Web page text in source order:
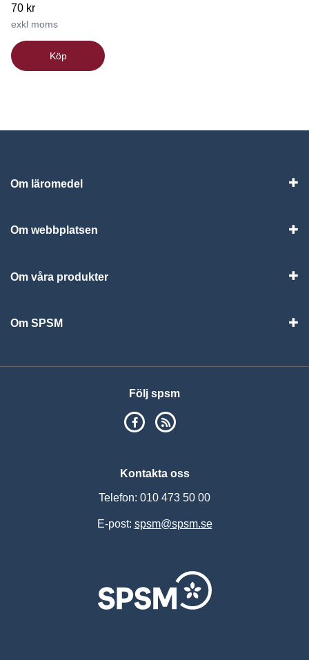
70 kr
exkl moms
Köp
Om läromedel
Om webbplatsen
Om våra produkter
Om SPSM
Följ spsm
SPSM på Facebook
Kontakta oss
Telefon: 010 473 50 00
E-post: spsm@spsm.se